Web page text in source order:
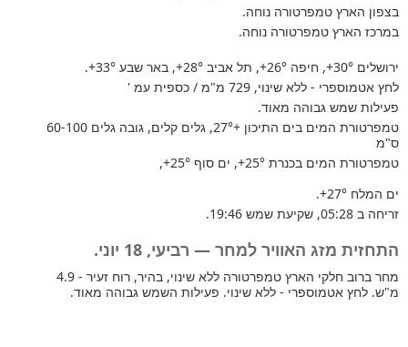
בצפון הארץ טמפרטורה נוחה.
במרכז הארץ טמפרטורה נוחה.
ירושלים +30°, חיפה +26°, תל אביב +28°, באר שבע +33°
.
לחץ אטמוספרי - ללא שינוי, 729 מ"מ / כספית עמ '
פעילות שמש גבוהה מאוד.
טמפרטורת המים בים התיכון +27°
, גלים קלים, גובה גלים 60-100
ס"מ
טמפרטורת המים בכנרת +25°, ים סוף +25°
,
ים המלח +27°
.
זריחה ב 05:28, שקיעת שמש 19:46.
התחזית מזג האוויר למחר — רביעי, 18 יוני.
מחר ברוב חלקי הארץ טמפרטורה ללא שינוי, בהיר, רוח זעיר - 4.9
מ"ש. לחץ אטמוספרי - ללא שינוי. פעילות השמש גבוהה מאוד.